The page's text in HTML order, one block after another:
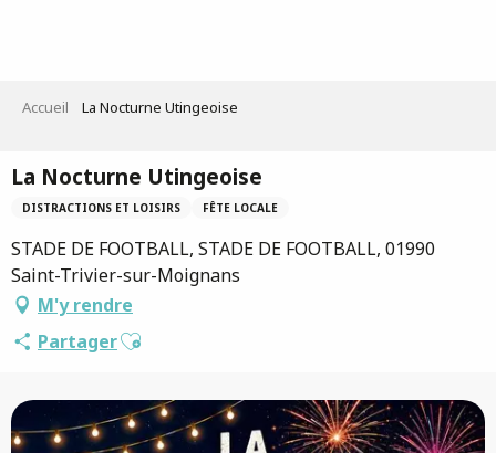
Accueil La Nocturne Utingeoise
La Nocturne Utingeoise
DISTRACTIONS ET LOISIRS FÊTE LOCALE
STADE DE FOOTBALL, STADE DE FOOTBALL, 01990
Saint-Trivier-sur-Moignans
M'y rendre
PartagerAjouter aux favoris